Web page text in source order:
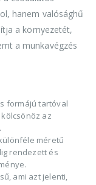
hanem valósághű
a környezetét,
a munkavégzés
formájú tartóval
az
méretű
rendezett és
ami azt jelenti,